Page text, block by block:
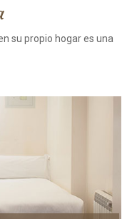
su propio hogar es una